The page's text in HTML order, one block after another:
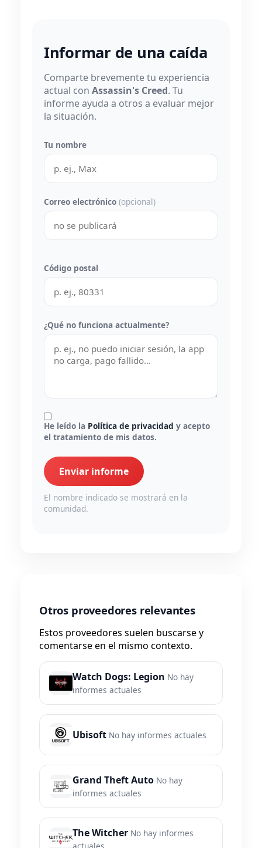
Informar de una caída
Comparte brevemente tu experiencia
actual con Assassin's Creed. Tu
informe ayuda a otros a evaluar mejor
la situación.
Tu nombre
Correo electrónico (opcional)
Código postal
¿Qué no funciona actualmente?
He leído la Política de privacidad y acepto
el tratamiento de mis datos.
Enviar informe
El nombre indicado se mostrará en la
comunidad.
Otros proveedores relevantes
Estos proveedores suelen buscarse y
comentarse en el mismo contexto.
Watch Dogs: Legion No hay
informes actuales
Ubisoft No hay informes actuales
Grand Theft Auto No hay
informes actuales
The Witcher No hay informes